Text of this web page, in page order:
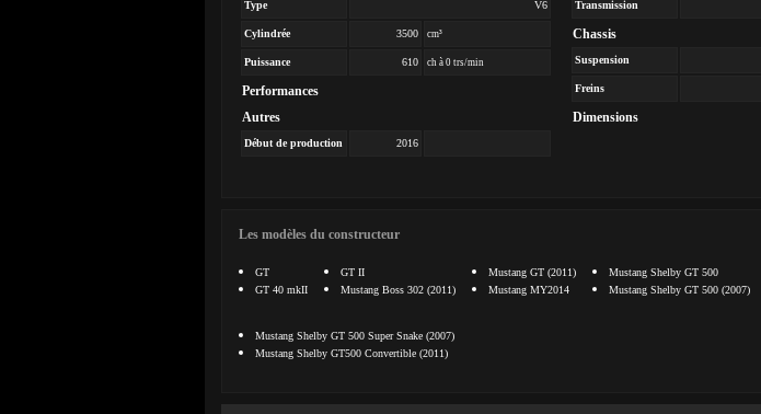
Type V6
Cylindrée 3500 cm³
Puissance 610 ch à 0 trs/min
Performances
Autres
Début de production 2016
Transmission
Chassis
Suspension
Freins
Dimensions
Les modèles du constructeur
GT
GT 40 mkII
GT II
Mustang Boss 302 (2011)
Mustang GT (2011)
Mustang MY2014
Mustang Shelby GT 500
Mustang Shelby GT 500 (2007)
Mustang Shelby GT 500 Super Snake (2007)
Mustang Shelby GT500 Convertible (2011)